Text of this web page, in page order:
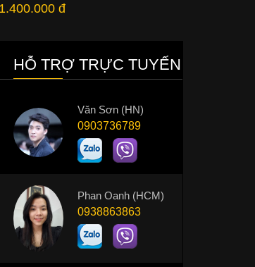
1.400.000 đ
HỖ TRỢ TRỰC TUYẾN
Văn Sơn (HN)
0903736789
Phan Oanh (HCM)
0938863863